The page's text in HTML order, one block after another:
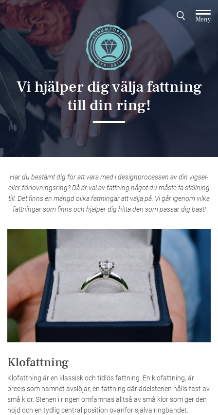
Meny
Vi hjälper dig välja fattning
till din ring!
Har du bestämt dig för att vara med i designprocessen av din vigsel-
eller förlovningsring? Då är val av fattning något du måste ta ställning
till. Det finns en mängd olika fattningar att välja på. Vi går igenom vilka
fattningar som finns och hjälper dig hitta den som passar dig bäst!
Klofattning
Klofattning är en klassisk och tidlös fattning. En klofattning, är
precis som namnet avslöjar, en fattning där ädelstenen hålls fast av
små klor. Stenen i ringen omfamnas alltså av små klor som ger den
höjd och en tydlig central position ovanför själva ringbandet.